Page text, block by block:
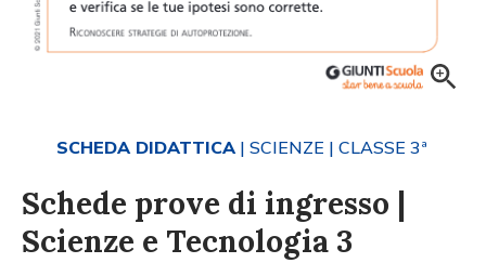
SCHEDA DIDATTICA| SCIENZE | CLASSE 3ª
Schede prove di ingresso |
Scienze e Tecnologia 3